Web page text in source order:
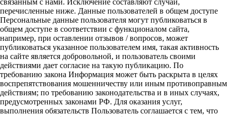
связанным с нами. Исключение составляют случаи,
перечисленные ниже. Данные пользователей в общем доступе
Персональные данные пользователя могут публиковаться в
общем доступе в соответствии с функционалом сайта,
например, при оставлении отзывов / вопросов, может
публиковаться указанное пользователем имя, такая активность
на сайте является добровольной, и пользователь своими
действиями дает согласие на такую публикацию. По
требованию закона Информация может быть раскрыта в целях
воспрепятствования мошенничеству или иным противоправным
действиям; по требованию законодательства и в иных случаях,
предусмотренных законами РФ. Для оказания услуг,
выполнения обязательств Пользователь соглашается с тем, что